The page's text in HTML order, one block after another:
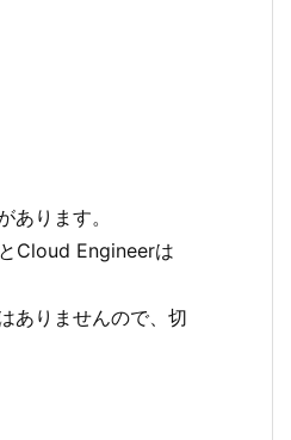
ります。
Cloud Engineerは
ありませんので、切